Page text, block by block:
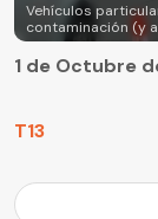
Vehículos
contaminación (y
T13
1 de Octubre